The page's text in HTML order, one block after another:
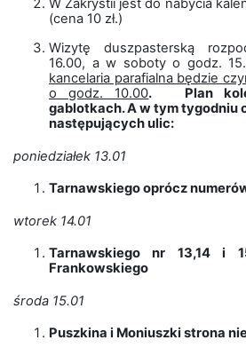
W Zakrystii jest do nabycia
(cena 10 zł.)
Wizytę duszpasterską
16.00, a w soboty o godz.
kancelaria parafialna będzie
o godz. 10.00. Plan
gablotkach. A w tym tygodniu
następujących ulic:
poniedziałek 13.01
Tarnawskiego oprócz
wtorek 14.01
Tarnawskiego nr 13,14 i
Frankowskiego
środa 15.01
Puszkina i Moniuszki strona